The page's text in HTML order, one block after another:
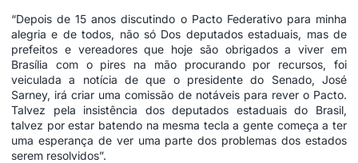
“Depois de 15 anos discutindo o Pacto Federativo para minha
alegria e de todos, não só Dos deputados estaduais, mas de
prefeitos e vereadores que hoje são obrigados a viver em
Brasília com o pires na mão procurando por recursos, foi
veiculada a notícia de que o presidente do Senado, José
Sarney, irá criar uma comissão de notáveis para rever o Pacto.
Talvez pela insistência dos deputados estaduais do Brasil,
talvez por estar batendo na mesma tecla a gente começa a ter
uma esperança de ver uma parte dos problemas dos estados
serem resolvidos”.